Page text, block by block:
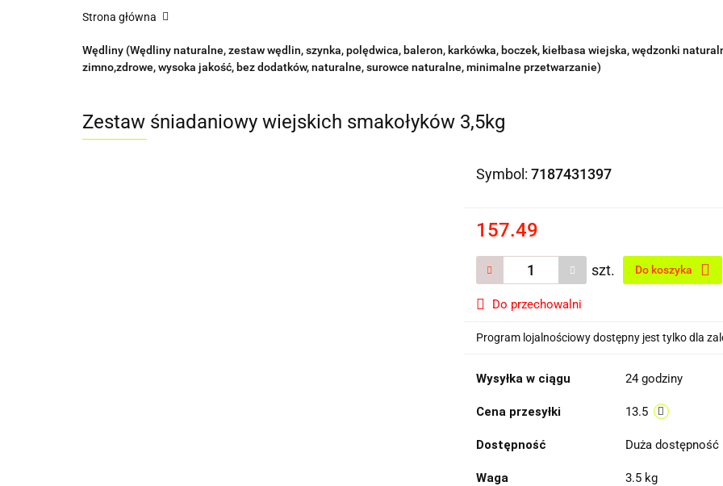
Strona główna
Wędliny (Wędliny naturalne, zestaw wędlin, szynka, polędwica, baleron, karkówka, boczek, kiełbasa wiejska, wędzonki
zimno,zdrowe, wysoka jakość, bez dodatków, naturalne, surowce naturalne, minimalne przetwarzanie)
Zestaw śniadaniowy wiejskich smakołyków 3,5kg
Symbol: 7187431397
157.49
szt. Do koszyka
Do przechowalni
Program lojalnościowy dostępny jest tylko dla
Wysyłka w ciągu 24 godziny
Cena przesyłki 13.5
Dostępność Duża dostępność
Waga 3.5 kg